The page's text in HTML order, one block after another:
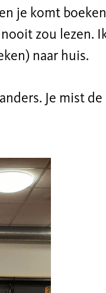
je komt
nooit zou lezen.
naar huis.
Je mist